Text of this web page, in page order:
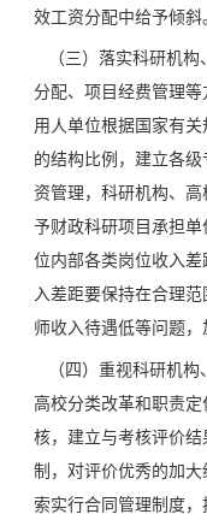
效工资分配中给予倾斜
（三）落实科研机构
分配、项目经费管理等
用人单位根据国家有
的结构比例，建立各
资管理，科研机构、
予财政科研项目承担
位内部各类岗位收入
入差距要保持在合理
师收入待遇低等问题，
（四）重视科研机构
高校分类改革和职责
核，建立与考核评价
制，对评价优秀的加
索实行合同管理制度